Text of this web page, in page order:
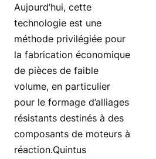
Aujourd’hui, cette
technologie est une
méthode privilégiée pour
la fabrication économique
de pièces de faible
volume, en particulier
pour le formage d’alliages
résistants destinés à des
composants de moteurs à
réaction.Quintus